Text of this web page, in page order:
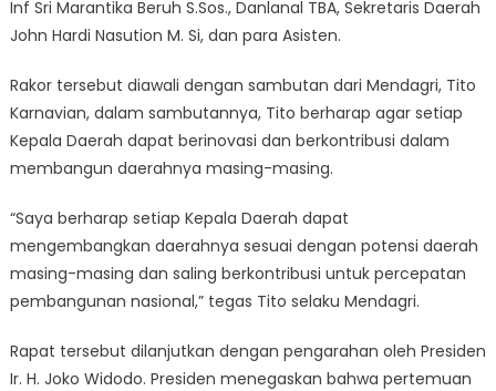
Inf Sri Marantika Beruh S.Sos., Danlanal TBA, Sekretaris Daerah
John Hardi Nasution M. Si, dan para Asisten.
Rakor tersebut diawali dengan sambutan dari Mendagri, Tito
Karnavian, dalam sambutannya, Tito berharap agar setiap
Kepala Daerah dapat berinovasi dan berkontribusi dalam
membangun daerahnya masing-masing.
“Saya berharap setiap Kepala Daerah dapat
mengembangkan daerahnya sesuai dengan potensi daerah
masing-masing dan saling berkontribusi untuk percepatan
pembangunan nasional,” tegas Tito selaku Mendagri.
Rapat tersebut dilanjutkan dengan pengarahan oleh Presiden
Ir. H. Joko Widodo. Presiden menegaskan bahwa pertemuan